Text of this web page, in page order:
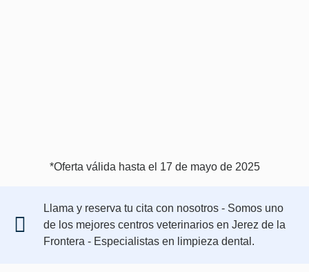
*Oferta válida hasta el 17 de mayo de 2025
Llama y reserva tu cita con nosotros - Somos uno
de los mejores centros veterinarios en Jerez de la
Frontera - Especialistas en limpieza dental.